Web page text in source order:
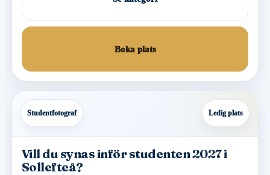
Boka plats
Studentfotograf Ledig plats
Vill du synas inför studenten 2027 i
Sollefteå?